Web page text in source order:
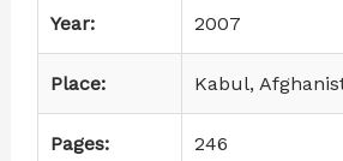
Year: 2007
Place: Kabul,
Pages: 246